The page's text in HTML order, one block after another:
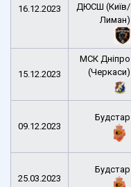
16.12.2023
ДЮСШ (Київ/
Лиман)
15.12.2023
МСК Дніпро
(Черкаси)
09.12.2023
Будстар
25.03.2023
Будстар